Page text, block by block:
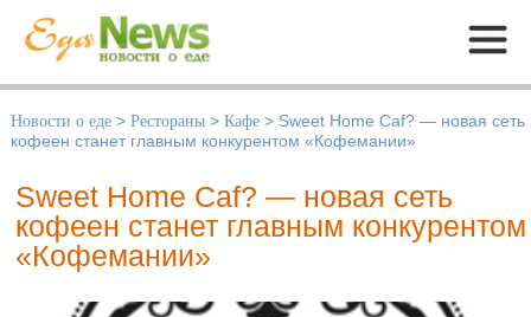
Меню
Новости о еде > Рестораны > Кафе > Sweet Home Caf? — новая сеть
кофеен станет главным конкурентом «Кофемании»
Sweet Home Caf? — новая сеть
кофеен станет главным конкурентом
«Кофемании»